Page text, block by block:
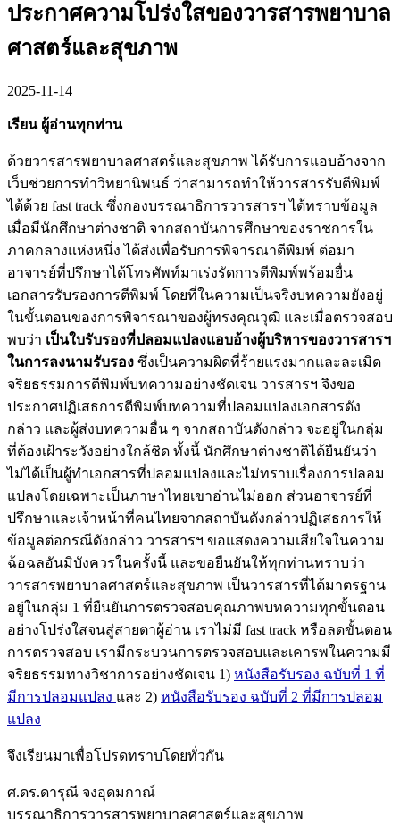
ประกาศความโปร่งใสของวารสารพยาบาล
ศาสตร์และสุขภาพ
2025-11-14
เรียน ผู้อ่านทุกท่าน
ด้วยวารสารพยาบาลศาสตร์และสุขภาพ ได้รับการแอบอ้างจาก
เว็บช่วยการทำวิทยานิพนธ์ ว่าสามารถทำให้วารสารรับตีพิมพ์
ได้ด้วย fast track ซึ่งกองบรรณาธิการวารสารฯ ได้ทราบข้อมูล
เมื่อมีนักศึกษาต่างชาติ จากสถาบันการศึกษาของราชการใน
ภาคกลางแห่งหนึ่ง ได้ส่งเพื่อรับการพิจารณาตีพิมพ์ ต่อมา
อาจารย์ที่ปรึกษาได้โทรศัพท์มาเร่งรัดการตีพิมพ์พร้อมยื่น
เอกสารรับรองการตีพิมพ์ โดยที่ในความเป็นจริงบทความยังอยู่
ในขั้นตอนของการพิจารณาของผู้ทรงคุณวุฒิ และเมื่อตรวจสอบ
พบว่า เป็นใบรับรองที่ปลอมแปลงแอบอ้างผู้บริหารของวารสารฯ
ในการลงนามรับรอง ซึ่งเป็นความผิดที่ร้ายแรงมากและละเมิด
จริยธรรมการตีพิมพ์บทความอย่างชัดเจน วารสารฯ จึงขอ
ประกาศปฏิเสธการตีพิมพ์บทความที่ปลอมแปลงเอกสารดัง
กล่าว และผู้ส่งบทความอื่น ๆ จากสถาบันดังกล่าว จะอยู่ในกลุ่ม
ที่ต้องเฝ้าระวังอย่างใกล้ชิด ทั้งนี้ นักศึกษาต่างชาติได้ยืนยันว่า
ไม่ได้เป็นผู้ทำเอกสารที่ปลอมแปลงและไม่ทราบเรื่องการปลอม
แปลงโดยเฉพาะเป็นภาษาไทยเขาอ่านไม่ออก ส่วนอาจารย์ที่
ปรึกษาและเจ้าหน้าที่คนไทยจากสถาบันดังกล่าวปฏิเสธการให้
ข้อมูลต่อกรณีดังกล่าว วารสารฯ ขอแสดงความเสียใจในความ
ฉ้อฉลอันมิบังควรในครั้งนี้ และขอยืนยันให้ทุกท่านทราบว่า
วารสารพยาบาลศาสตร์และสุขภาพ เป็นวารสารที่ได้มาตรฐาน
อยู่ในกลุ่ม 1 ที่ยืนยันการตรวจสอบคุณภาพบทความทุกขั้นตอน
อย่างโปร่งใสจนสู่สายตาผู้อ่าน เราไม่มี fast track หรือลดขั้นตอน
การตรวจสอบ เรามีกระบวนการตรวจสอบและเคารพในความมี
จริยธรรมทางวิชาการอย่างชัดเจน 1) หนังสือรับรอง ฉบับที่ 1 ที่
มีการปลอมแปลง และ 2) หนังสือรับรอง ฉบับที่ 2 ที่มีการปลอม
แปลง
จึงเรียนมาเพื่อโปรดทราบโดยทั่วกัน
ศ.ดร.ดารุณี จงอุดมกาณ์
บรรณาธิการวารสารพยาบาลศาสตร์และสุขภาพ